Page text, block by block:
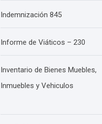
Indemnización 845
Informe de Viáticos – 230
Inventario de Bienes Muebles,
Inmuebles y Vehiculos